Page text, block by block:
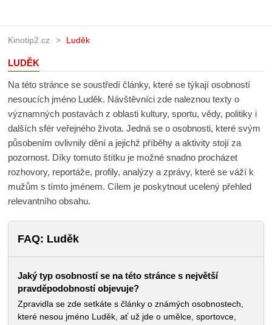
Kinotip2.cz Luděk
LUDĚK
Na této stránce se soustředí články, které se týkají osobností
nesoucích jméno Luděk. Návštěvníci zde naleznou texty o
významných postavách z oblasti kultury, sportu, vědy,
politiky i dalších sfér veřejného života. Jedná se o osobnosti,
které svým působením ovlivnily dění a jejichž příběhy a
aktivity stojí za pozornost. Díky tomuto štítku je možné
snadno procházet rozhovory, reportáže, profily, analýzy a
zprávy, které se váží k mužům s tímto jménem. Cílem je
poskytnout ucelený přehled relevantního obsahu.
FAQ: Luděk
Jaký typ osobností se na této stránce s největší
pravděpodobností objevuje?
Zpravidla se zde setkáte s články o známých osobnostech,
které nesou jméno Luděk, ať už jde o umělce, sportovce,